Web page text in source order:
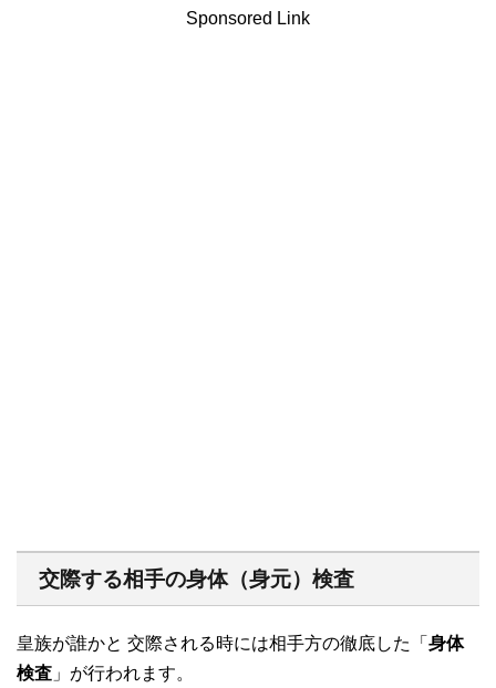
Sponsored Link
交際する相手の身体（身元）検査
皇族が誰かと 交際される時には相手方の徹底した「 身体
検査 」が行われます。